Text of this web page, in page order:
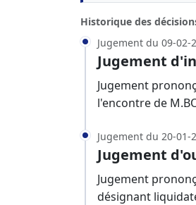
Historique des
Jugement du 09-02-
Jugement
Jugement
l'encontre de
Jugement du 20-01-
Jugement
Jugement
désignant